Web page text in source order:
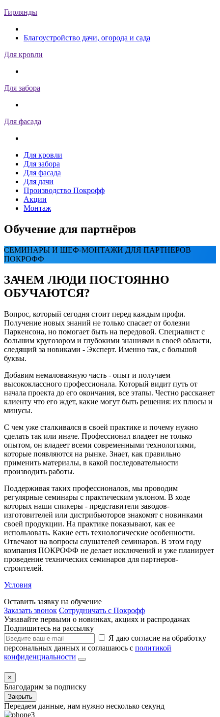
Гирлянды
Благоустройство дачи, огорода и сада
Для кровли
Для забора
Для фасада
Для кровли
Для забора
Для фасада
Для дачи
Производство Покрофф
Акции
Монтаж
Обучение для партнёров
СЕМИНАРЫ И ШЕФ-МОНТАЖИ ДЛЯ ПАРТНЕРОВ
ПОКРОФФ
ЗАЧЕМ ЛЮДИ ПОСТОЯННО
ОБУЧАЮТСЯ?
Вопрос, который сегодня стоит перед каждым профи.
Получение новых знаний не только спасает от болезни
Паркенсона, но помогает быть на передовой. Специалист с
большим кругозором и глубокими знаниями в своей области,
следящий за новиками - Эксперт. Именно так, с большой
буквы.
Добавим немаловажную часть - опыт и получаем
высококлассного профессионала. Который видит путь от
начала проекта до его окончания, все этапы. Честно расскажет
клиенту что его ждет, какие могут быть решения: их плюсы и
минусы.
С чем уже сталкивался в своей практике и почему нужно
сделать так или иначе. Профессионал владеет не только
опытом, он владеет всеми современными технологиями,
которые появляются на рынке. Знает, как правильно
применить материалы, в какой последовательности
производить работы.
Поддерживая таких профессионалов, мы проводим
регулярные семинары с практическим уклоном. В ходе
которых наши спикеры - представители заводов-
изготовителей или дистрибьюторов знакомят с новинками
своей продукции. На практике показывают, как ее
использовать. Какие есть технологические особенности.
Отвечают на вопросы слушателей семинаров. В этом году
компания ПОКРОФФ не делает исключений и уже планирует
проведение технических семинаров для партнеров-
строителей.
Условия
Оставить заявку на обучение
Заказать звонок Сотрудничать с Покрофф
Узнавайте первыми о новинках, акциях и распродажах
Подпишитесь на рассылку
Я даю согласие на обработку
персональных данных и соглашаюсь с политикой
конфиденциальности
×
Благодарим за подписку
Закрыть
Передаем данные, нам нужно несколько секунд